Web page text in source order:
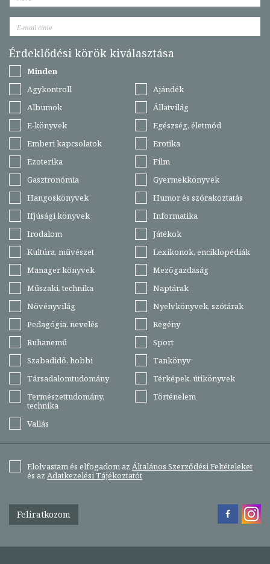
Érdeklődési körök kiválasztása
Minden
Agykontroll
Ajándék
Albumok
Állatvilág
E-könyvek
Egészség, életmód
Emberi kapcsolatok
Erotika
Ezoterika
Film
Gasztronómia
Gyermekkönyvek
Hangoskönyvek
Humor és szórakoztatás
Ifjúsági könyvek
Informatika
Irodalom
Játékok
Kultúra, művészet
Lexikonok, enciklopédiák
Manager könyvek
Mezőgazdaság
Műszaki, technika
Naptárak
Növényvilág
Nyelvkönyvek, szótárak
Pedagógia, nevelés
Regény
Ruhanemű
Sport
Szabadidő, hobbi
Tankönyv
Társadalomtudomány
Térképek, útikönyvek
Természettudomány,
technika
Történelem
Vallás
Elolvastam és elfogadom az Általános Szerződési Feltételeket
és az Adatkezelési Tájékoztatót
Feliratkozom